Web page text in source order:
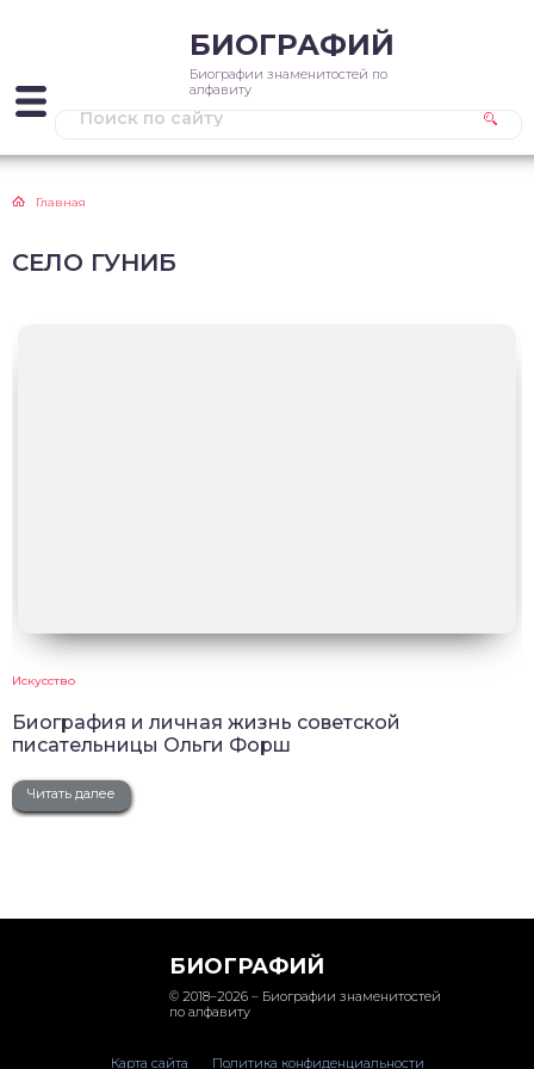
БИОГРАФИЙ
Биографии знаменитостей по
алфавиту
Главная
СЕЛО ГУНИБ
Искусство
Биография и личная жизнь советской
писательницы Ольги Форш
Читать далее
БИОГРАФИЙ
© 2018–2026 – Биографии знаменитостей
по алфавиту
Карта сайта Политика конфиденциальности